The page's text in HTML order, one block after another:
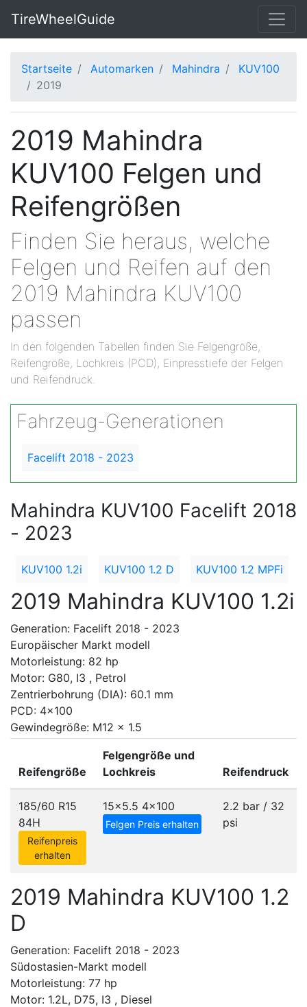
TireWheelGuide
Startseite Automarken Mahindra
KUV100
2019
2019 Mahindra
KUV100 Felgen und
Reifengrößen
Finden Sie heraus, welche
Felgen und Reifen auf den
2019 Mahindra KUV100
passen
In den folgenden Tabellen finden Sie Felgengröße,
Reifengröße, Lochkreis (PCD), Einpresstiefe der Felgen
und Reifendruck.
Fahrzeug-Generationen
Facelift 2018 - 2023
Mahindra KUV100 Facelift 2018
- 2023
KUV100 1.2i KUV100 1.2 D KUV100 1.2 MPFi
2019 Mahindra KUV100 1.2i
Generation: Facelift 2018 - 2023
Europäischer Markt modell
Motorleistung: 82 hp
Motor: G80, I3 , Petrol
Zentrierbohrung (DIA): 60.1 mm
PCD: 4x100
Gewindegröße: M12 x 1.5
Reifengröße
Felgengröße und
Lochkreis
Reifendruck
185/60 R15
84H
Reifenpreis
erhalten
15x5.5 4x100
Felgen Preis erhalten
2.2 bar / 32
psi
2019 Mahindra KUV100 1.2
D
Generation: Facelift 2018 - 2023
Südostasien-Markt modell
Motorleistung: 77 hp
Motor: 1.2L, D75, I3 , Diesel